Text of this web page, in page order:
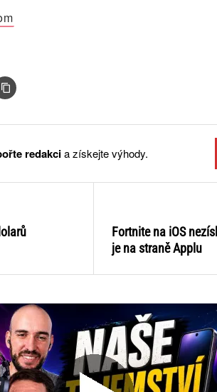
redakcia získejte výhody.
Fortnite na iOS
je na straně Applu